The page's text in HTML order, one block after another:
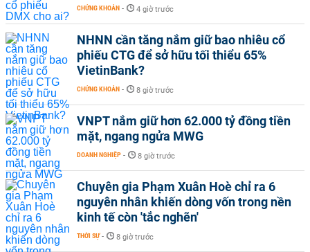
CHỨNG KHOÁN - 4 giờ trước
NHNN cần tăng nắm giữ bao nhiêu cổ
phiếu CTG để sở hữu tối thiểu 65%
VietinBank?
CHỨNG KHOÁN - 8 giờ trước
VNPT nắm giữ hơn 62.000 tỷ đồng tiền
mặt, ngang ngửa MWG
DOANH NGHIỆP - 8 giờ trước
Chuyên gia Phạm Xuân Hoè chỉ ra 6
nguyên nhân khiến dòng vốn trong nền
kinh tế còn 'tắc nghẽn'
THỜI SỰ - 8 giờ trước